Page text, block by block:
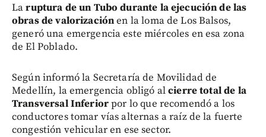
Laruptura de un Tubo durante la ejecución de las
obras de valorizaciónen la loma de Los Balsos,
generó una emergencia este miércoles en esa zona
de El Poblado.
Según informó la Secretaría de Movilidad de
Medellín, la emergencia obligó alcierre total de la
Transversal Inferiorpor lo que recomendó a los
conductores tomar vías alternas a raíz de la fuerte
congestión vehicular en ese sector.